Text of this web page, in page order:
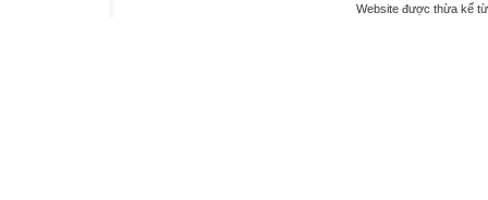
Website được thừa kế